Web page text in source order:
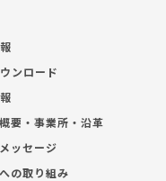
ンロード
要・事業所・沿革
ッセージ
の取り組み